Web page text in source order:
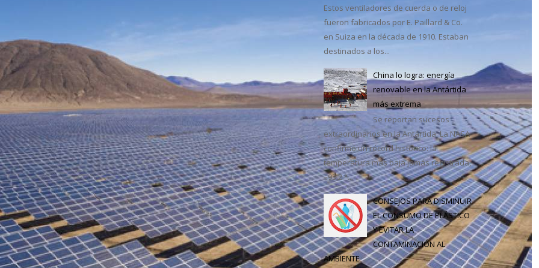
que tan sana es el agua en tu casa
Estos ventiladores de cuerda o de reloj
fueron fabricados por E. Paillard & Co.
en Suiza en la década de 1910. Estaban
destinados a los...
China lo logra: energía
renovable en la Antártida
más extrema
Se reportan sucesos
extraordinarios en la Antártida. La NASA
confirmó un récord histórico: la
temperatura más baja jamás registrada,
–93,2 °...
CONSEJOS PARA DISMINUIR
EL CONSUMO DE PLÁSTICO
Y EVITAR LA
CONTAMINACIÓN AL
AMBIENTE